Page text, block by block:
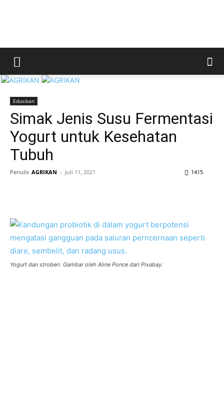
Edusikan
Simak Jenis Susu Fermentasi
Yogurt untuk Kesehatan
Tubuh
Penulis AGRIKAN - Juli 11, 2021 1415
Yogurt dan stroberi. Gambar oleh Aline Ponce dari Pixabay.